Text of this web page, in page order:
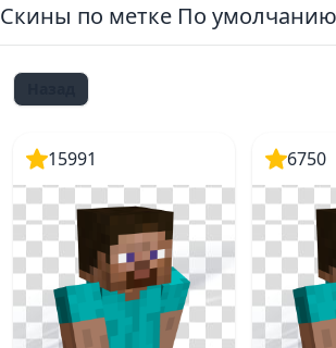
Скины по метке По
15991 6750